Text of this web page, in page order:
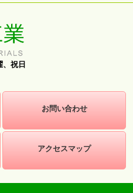
祝日
お問い合わせ
アクセスマップ